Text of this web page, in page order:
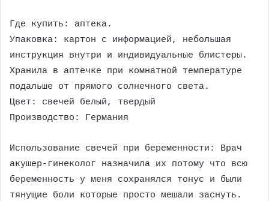
Где купить: аптека.
Упаковка: картон с информацией, небольшая
инструкция внутри и индивидуальные блистеры.
Хранила в аптечке при комнатной температуре
подальше от прямого солнечного света.
Цвет: свечей белый, твердый
Производство: Германия
Использование свечей при беременности: Врач
акушер-гинеколог назначила их потому что всю
беременность у меня сохранялся тонус и были
тянущие боли которые просто мешали заснуть.